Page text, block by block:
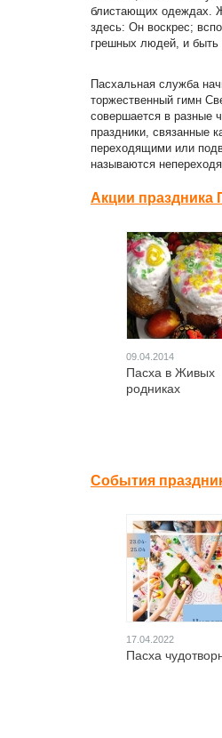
блистающих одеждах.
здесь: Он воскрес;
грешных людей, и быть
Пасхальная служба
торжественный гимн
совершается в разные
праздники, связанные
переходящими или
называются
Акции праздника
09.04.2014
Пасха в Живых
родниках
События
17.04.2022
Пасха